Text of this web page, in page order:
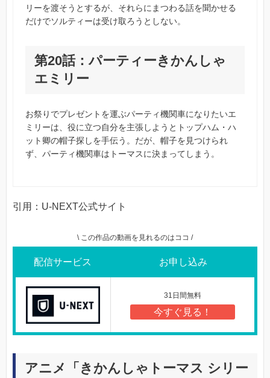
リーを渡そうとするが、それらにまつわる話を聞かせる
だけでソルティーは受け取ろうとしない。
第20話：パーティーきかんしゃ
エミリー
お祭りでプレゼントを運ぶパーティ機関車になりたいエ
ミリーは、役に立つ自分を主張しようとトップハム・ハ
ット卿の帽子探しを手伝う。だが、帽子を見つけられ
ず、パーティ機関車はトーマスに決まってしまう。
引用：U-NEXT公式サイト
\ この作品の動画を見れるのはココ /
配信サービス お申し込み
31日間無料
今すぐ見る！
アニメ「きかんしゃトーマス シリー